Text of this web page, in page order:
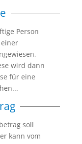
Person
wird dann
für eine
soll
kann vom